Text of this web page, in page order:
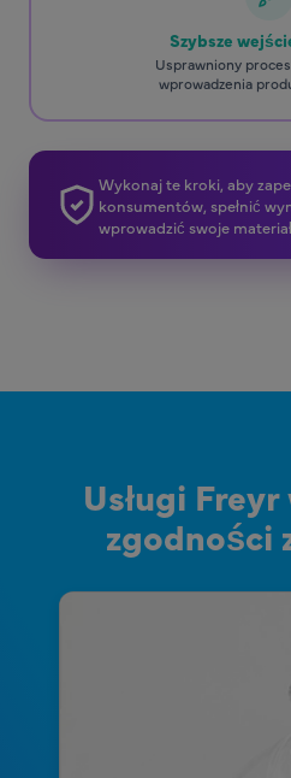
Szybsze
Usprawniony
wprowadzenia
Wykonaj te kroki, aby
konsumentów, spełnić
wprowadzić swoje
Usługi
zgodności